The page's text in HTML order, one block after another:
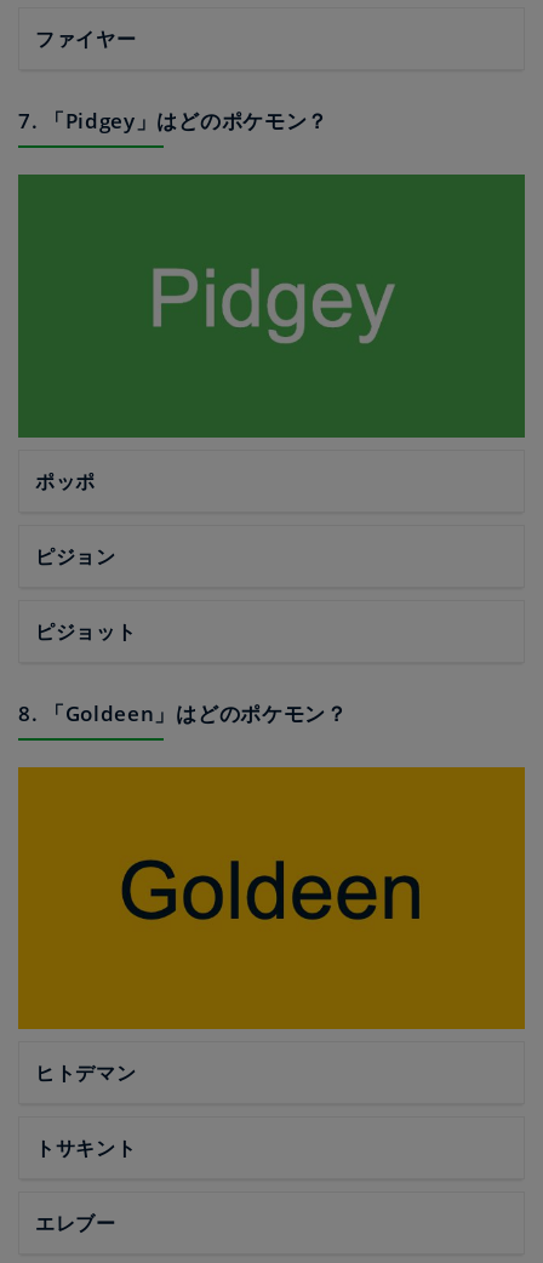
ファイヤー
7. 「Pidgey」はどのポケモン？
ポッポ
ピジョン
ピジョット
8. 「Goldeen」はどのポケモン？
ヒトデマン
トサキント
エレブー